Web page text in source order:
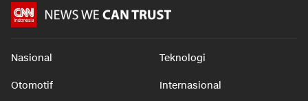
Nasional Teknologi
Otomotif Internasional